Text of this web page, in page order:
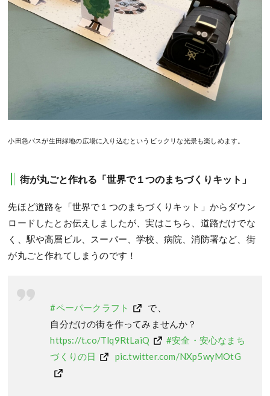
小田急バスが生田緑地の広場に入り込むというビックリな光景も楽しめます。
街が丸ごと作れる「世界で１つのまちづくりキット」
先ほど道路を「世界で１つのまちづくりキット」からダウン
ロードしたとお伝えしましたが、実はこちら、道路だけでな
く、駅や高層ビル、スーパー、学校、病院、消防署など、街
が丸ごと作れてしまうのです！
#ペーパークラフト
で、
自分だけの街を作ってみませんか？
https://t.co/Tlq9RtLaiQ
#安全・安心なまち
づくりの日
pic.twitter.com/NXp5wyMOtG